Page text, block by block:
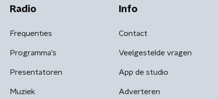
Radio
Frequenties
Programma's
Presentatoren
Muziek
Info
Contact
Veelgestelde vragen
App de studio
Adverteren